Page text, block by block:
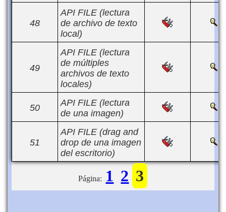
48
API FILE (lectura
de archivo de texto
local)
49
API FILE (lectura
de múltiples
archivos de texto
locales)
50
API FILE (lectura
de una imagen)
51
API FILE (drag and
drop de una imagen
del escritorio)
Página: 1 2 3